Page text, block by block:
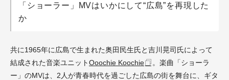
「ショーラー」MVはいかにして“広島”を再現した
か
共に1965年に広島で生まれた奥田民生氏と吉川晃司氏によって
結成された音楽ユニットOoochie Koochie
。楽曲「ショーラ
ー」のMVは、2人が青春時代を過ごした広島の街を舞台に、ギタ